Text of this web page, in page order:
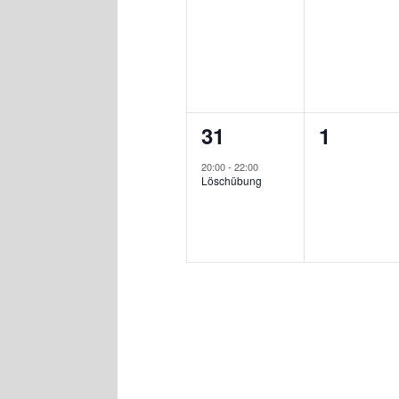
1
Veranstaltung,
31
20:00- 22:00
Löschübung
0
1